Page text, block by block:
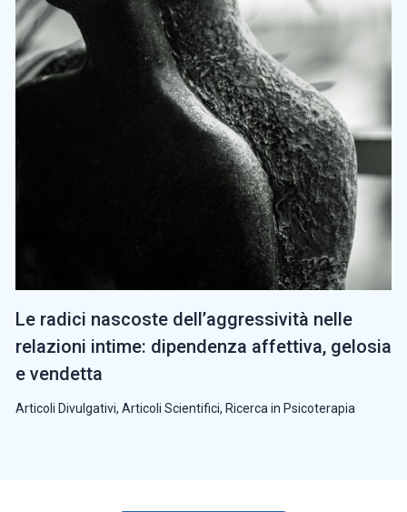
Le radici nascoste dell’aggressività nelle
relazioni intime: dipendenza affettiva, gelosia
e vendetta
Articoli Divulgativi, Articoli Scientifici, Ricerca in Psicoterapia